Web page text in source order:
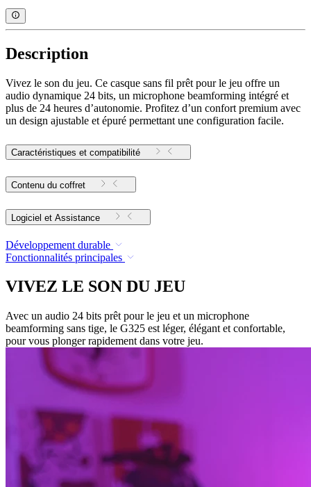
Description
Vivez le son du jeu. Ce casque sans fil prêt pour le jeu offre un
audio dynamique 24 bits, un microphone beamforming intégré et
plus de 24 heures d’autonomie. Profitez d’un confort premium avec
un design ajustable et épuré permettant une configuration facile.
Caractéristiques et compatibilité
Contenu du coffret
Logiciel et Assistance
Développement durable
Fonctionnalités principales
VIVEZ LE SON DU JEU
Avec un audio 24 bits prêt pour le jeu et un microphone
beamforming sans tige, le G325 est léger, élégant et confortable,
pour vous plonger rapidement dans votre jeu.